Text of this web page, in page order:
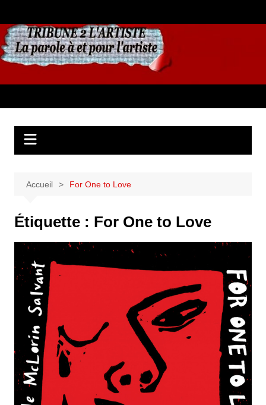
au
contenu
Accueil For One to Love
Étiquette : For One to Love